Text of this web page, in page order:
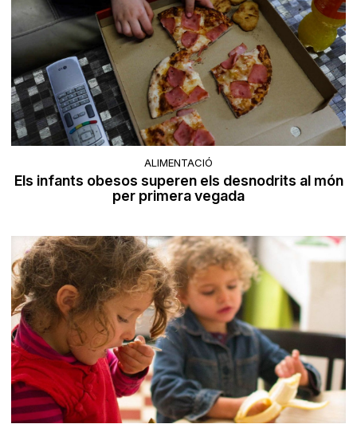
ALIMENTACIÓ
Els infants obesos superen els desnodrits al món
per primera vegada